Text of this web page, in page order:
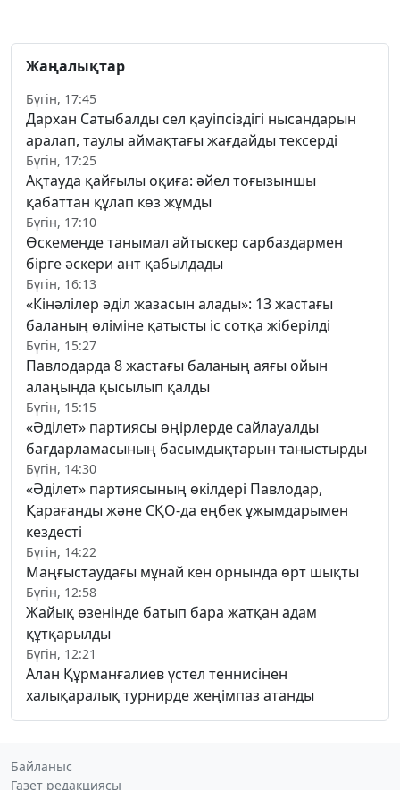
Жаңалықтар
Бүгін, 17:45
Дархан Сатыбалды сел қауіпсіздігі нысандарын
аралап, таулы аймақтағы жағдайды тексерді
Бүгін, 17:25
Ақтауда қайғылы оқиға: әйел тоғызыншы
қабаттан құлап көз жұмды
Бүгін, 17:10
Өскеменде танымал айтыскер сарбаздармен
бірге әскери ант қабылдады
Бүгін, 16:13
«Кінәлілер әділ жазасын алады»: 13 жастағы
баланың өліміне қатысты іс сотқа жіберілді
Бүгін, 15:27
Павлодарда 8 жастағы баланың аяғы ойын
алаңында қысылып қалды
Бүгін, 15:15
«Әділет» партиясы өңірлерде сайлауалды
бағдарламасының басымдықтарын таныстырды
Бүгін, 14:30
«Әділет» партиясының өкілдері Павлодар,
Қарағанды және СҚО-да еңбек ұжымдарымен
кездесті
Бүгін, 14:22
Маңғыстаудағы мұнай кен орнында өрт шықты
Бүгін, 12:58
Жайық өзенінде батып бара жатқан адам
құтқарылды
Бүгін, 12:21
Алан Құрманғалиев үстел теннисінен
халықаралық турнирде жеңімпаз атанды
Байланыс
Газет редакциясы